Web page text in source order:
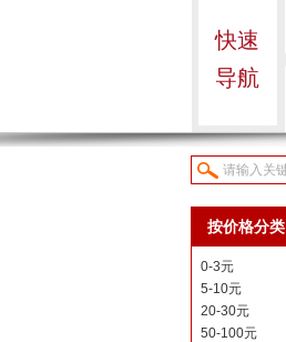
快速
导航
按价格分类
0-3元
5-10元
20-30元
50-100元